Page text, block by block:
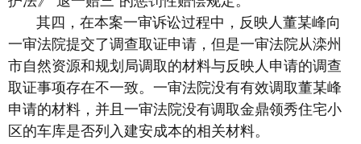
其四，在本案一审诉讼过程中，反映人董某峰向
一审法院提交了调查取证申请，但是一审法院从滦州
市自然资源和规划局调取的材料与反映人申请的调查
取证事项存在不一致。一审法院没有有效调取董某峰
申请的材料，并且一审法院没有调取金鼎领秀住宅小
区的车库是否列入建安成本的相关材料。